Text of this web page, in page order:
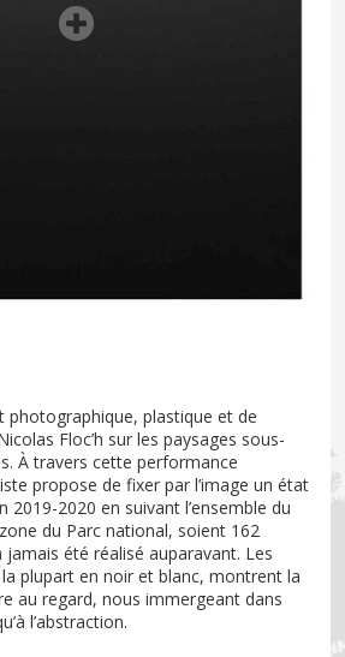
photographique, plastique et de
Floc’h sur les paysages sous-
À travers cette performance
propose de fixer par l’image un état
2019-2020 en suivant l’ensemble du
du Parc national, soient 162
jamais été réalisé auparavant. Les
plupart en noir et blanc, montrent la
au regard, nous immergeant dans
l’abstraction.